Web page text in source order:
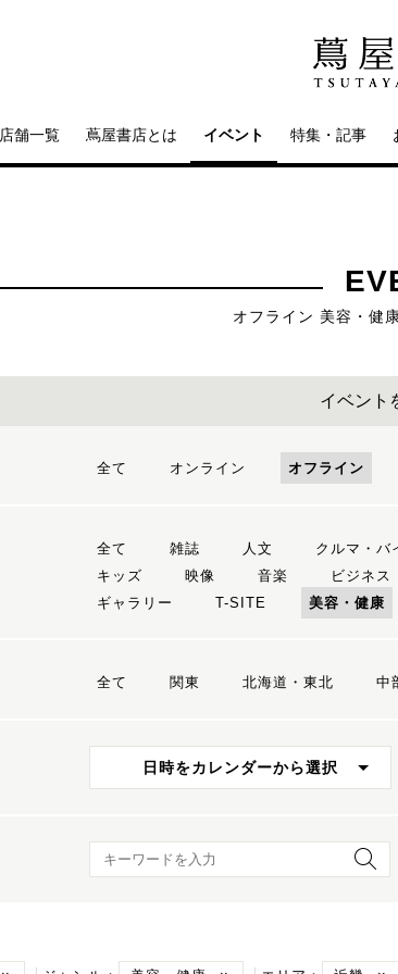
店舗一覧 蔦屋書店とは イベント 特集・記事
オフライン 美容・健
イベント
全て オンライン オフライン
全て 雑誌 人文 クルマ・バ
キッズ
映像 音楽 ビジネス
ギャラリー
T-SITE 美容・健康
全て 関東 北海道・東北 中
日時をカレンダーから選択
キーワード検索